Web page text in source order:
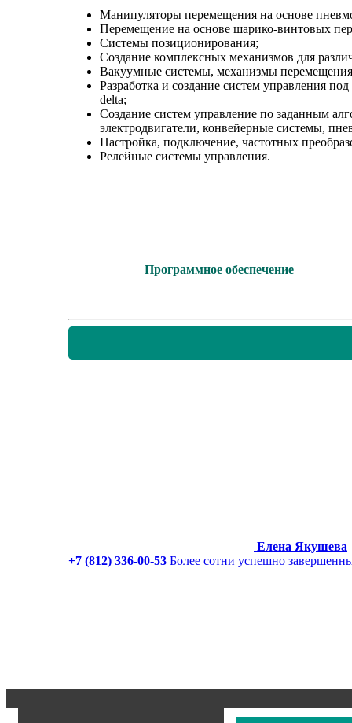
Манипуляторы перемещения на основе
Перемещение на основе шарико-винтовых
Системы позиционирования;
Создание комплексных механизмов для
Вакуумные системы, механизмы
Разработка и создание систем управления
delta;
Создание систем управление по заданным
электродвигатели, конвейерные системы,
Настройка, подключение, частотных
Релейные системы управления.
Программное обеспечение
Елена Якушева
+7 (812) 336-00-53 Более сотни успешно